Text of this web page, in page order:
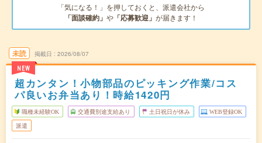
「気になる！」を押しておくと、派遣会社から
「面談確約」 や 「応募歓迎」 が届きます！
未読
NEW
掲載日 2026/08/07
超カンタン！小物部品のピッキング作業/コス
パ良いお弁当あり！時給1420円
職種未経験OK 交通費別途支給あり 土日祝日が休み WEB登録OK
派遣